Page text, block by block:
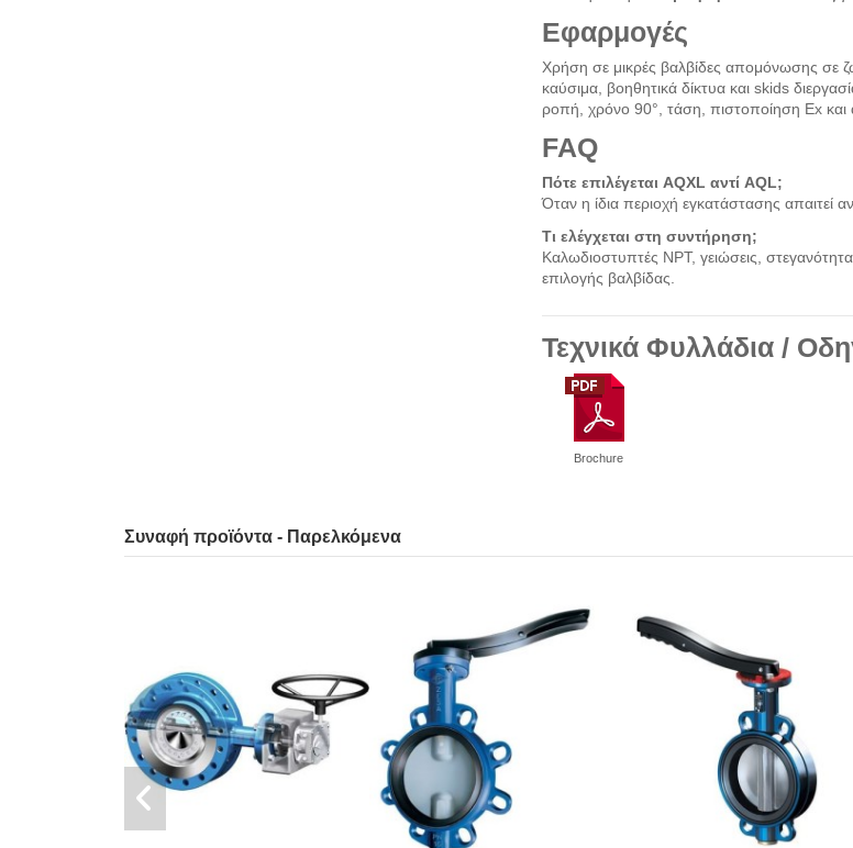
Εφαρμογές
Χρήση σε μικρές βαλβίδες απομόνωσης σε
καύσιμα, βοηθητικά δίκτυα και skids
ροπή, χρόνο 90°, τάση, πιστοποίηση Ex και
FAQ
Πότε επιλέγεται AQXL αντί AQL;
Όταν η ίδια περιοχή εγκατάστασης απαιτεί
Τι ελέγχεται στη συντήρηση;
Καλωδιοστυπτές NPT, γειώσεις,
επιλογής βαλβίδας.
Τεχνικά Φυλλάδια /
Brochure
Συναφή προϊόντα - Παρελκόμενα